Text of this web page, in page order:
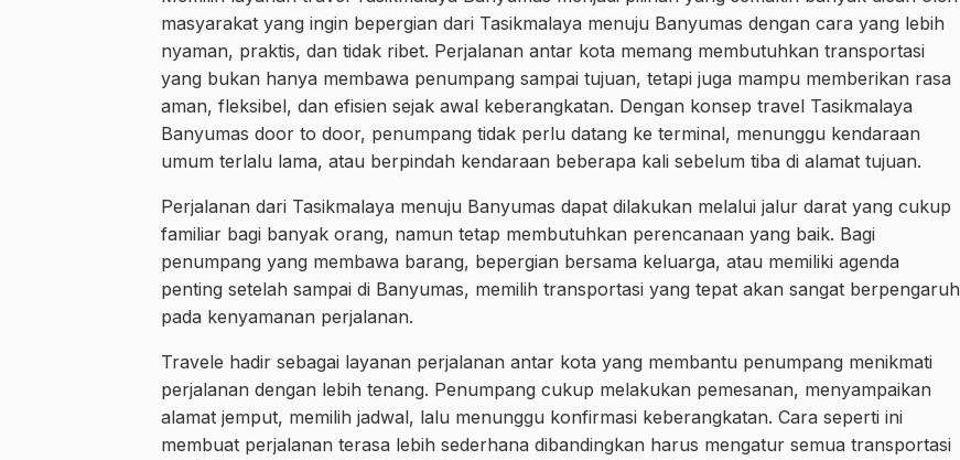
masyarakat yang ingin bepergian dari Tasikmalaya menuju Banyumas dengan cara yang lebih
nyaman, praktis, dan tidak ribet. Perjalanan antar kota memang membutuhkan transportasi
yang bukan hanya membawa penumpang sampai tujuan, tetapi juga mampu memberikan rasa
aman, fleksibel, dan efisien sejak awal keberangkatan. Dengan konsep travel Tasikmalaya
Banyumas door to door, penumpang tidak perlu datang ke terminal, menunggu kendaraan
umum terlalu lama, atau berpindah kendaraan beberapa kali sebelum tiba di alamat tujuan.
Perjalanan dari Tasikmalaya menuju Banyumas dapat dilakukan melalui jalur darat yang cukup
familiar bagi banyak orang, namun tetap membutuhkan perencanaan yang baik. Bagi
penumpang yang membawa barang, bepergian bersama keluarga, atau memiliki agenda
penting setelah sampai di Banyumas, memilih transportasi yang tepat akan sangat berpengaruh
pada kenyamanan perjalanan.
Travele hadir sebagai layanan perjalanan antar kota yang membantu penumpang menikmati
perjalanan dengan lebih tenang. Penumpang cukup melakukan pemesanan, menyampaikan
alamat jemput, memilih jadwal, lalu menunggu konfirmasi keberangkatan. Cara seperti ini
membuat perjalanan terasa lebih sederhana dibandingkan harus mengatur semua transportasi